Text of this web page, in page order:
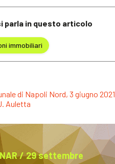
parla in questo articolo
immobiliari
di Napoli Nord, 3 giugno 2021
Auletta
/ 29 settembre